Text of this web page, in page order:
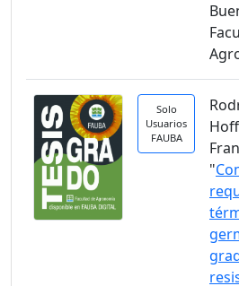
Solo
Usuarios
FAUBA
"